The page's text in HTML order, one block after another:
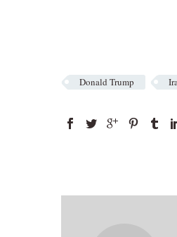
Donald Trump